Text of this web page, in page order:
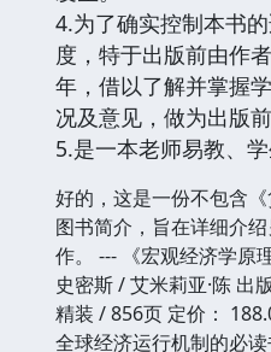
4.为了确实控制本书
度，特于出版前由作
年，借以了解并掌握
况及意见，做为出版
5.是一本老师易教、学
好的，这是一份不包含
图书简介，旨在详细介
作。 --- 《宏观经济学原
史密斯 / 艾米莉亚·陈 出
精装 / 856页 定价：
全球经济运行机制的必